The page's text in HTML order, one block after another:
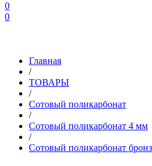
0
0
Главная
/
ТОВАРЫ
/
Сотовый поликарбонат
/
Сотовый поликарбонат 4 мм
/
Сотовый поликарбонат